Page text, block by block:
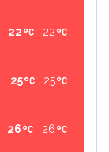
22
22
25
25
26
26